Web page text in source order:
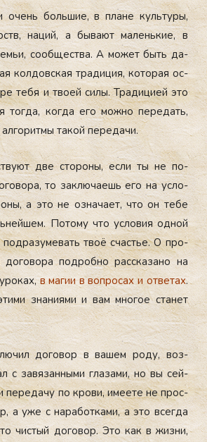
очень боль­шие, в пла­не куль­ту­ры,
на­ций, а бы­ва­ют ма­лень­кие, в
со­об­щес­тва. А мо­жет быть да­
кол­дов­ская тра­диция, ко­торая ос­
те­бя и тво­ей си­лы. Тра­дици­ей это
тог­да, ког­да его мож­но пе­редать,
та­кой пе­реда­чи.
две сто­роны, ес­ли ты не по­
то зак­лю­ча­ешь его на ус­ло­
а это не оз­на­ча­ет, что он те­бе
По­тому что ус­ло­вия од­ной
под­ра­зуме­вать твоё счастье. О про­
до­гово­ра под­робно рас­ска­зано на
уро­ках,в ма­гии в воп­ро­сах и от­ве­тах.
зна­ни­ями и вам мно­гое ста­нет
до­говор в ва­шем ро­ду, воз­
с за­вязан­ны­ми гла­зами, но вы сей­
пе­реда­чу по кро­ви, име­ете не прос­
а уже с на­работ­ка­ми, а это всег­да
чис­тый до­говор. Это как в жиз­ни,